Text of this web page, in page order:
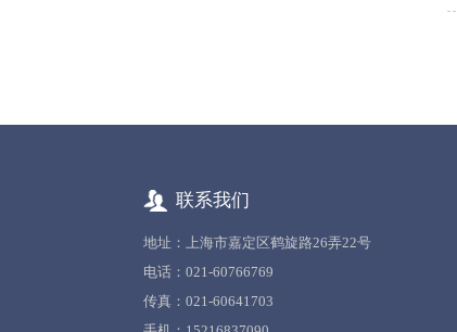
联系我们
地址：上海市嘉定区鹤旋路26弄22号
电话：021-60766769
传真：021-60641703